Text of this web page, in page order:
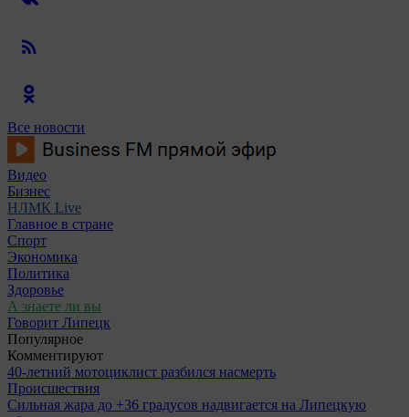
Все новости
Видео
Бизнес
НЛМК Live
Главное в стране
Спорт
Экономика
Политика
Здоровье
А знаете ли вы
Говорит Липецк
Популярное
Комментируют
40-летний мотоциклист разбился насмерть
Происшествия
Сильная жара до +36 градусов надвигается на Липецкую